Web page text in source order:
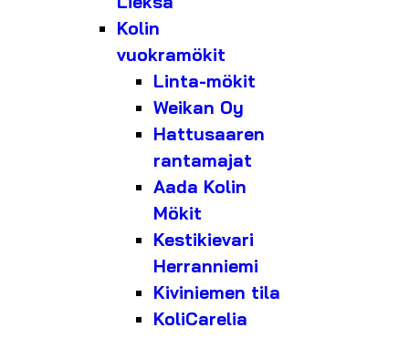
Kolin
vuokramökit
Linta-mökit
Weikan Oy
Hattusaaren
rantamajat
Aada Kolin
Mökit
Kestikievari
Herranniemi
Kiviniemen tila
KoliCarelia